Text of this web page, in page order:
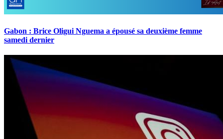
Gabon : Brice Oligui Nguema a épousé sa deuxième femme
samedi dernier